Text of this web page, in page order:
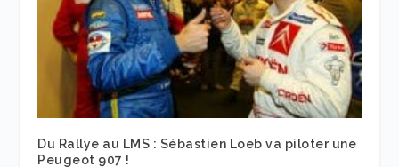
Du Rallye au LMS : Sébastien Loeb va piloter une
Peugeot 907 !